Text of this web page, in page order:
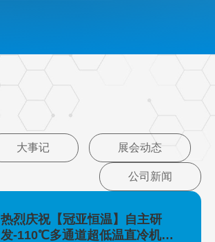
大事记 展会动态
公司新闻
热烈庆祝【冠亚恒温】自主研
发-110℃多通道超低温直冷机组